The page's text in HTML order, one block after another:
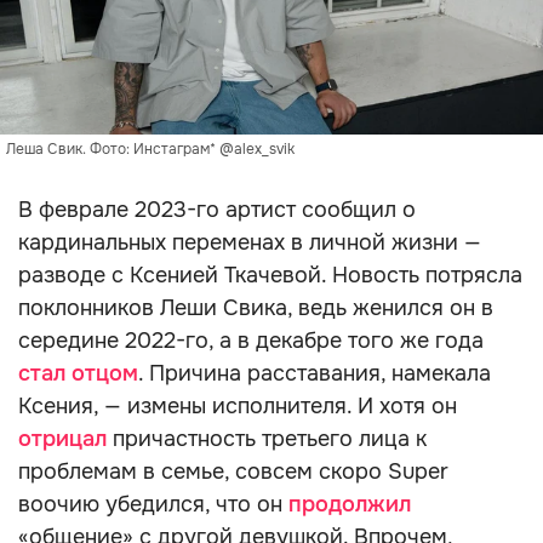
Леша Свик. Фото: Инстаграм* @alex_svik
В феврале 2023-го артист сообщил о
кардинальных переменах в личной жизни —
разводе с Ксенией Ткачевой. Новость потрясла
поклонников Леши Свика, ведь женился он в
середине 2022-го, а в декабре того же года
стал отцом. Причина расставания, намекала
Ксения, — измены исполнителя. И хотя он
отрицал причастность третьего лица к
проблемам в семье, совсем скоро Super
воочию убедился, что он продолжил
«общение» с другой девушкой. Впрочем,